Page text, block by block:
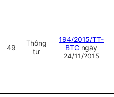
49
Thông
tư
194/2015/TT-
BTC ngày
24/11/2015